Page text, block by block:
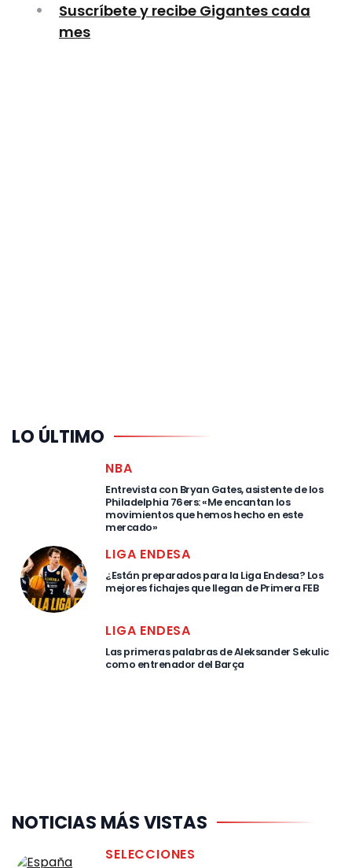
Suscríbete y recibe Gigantes cada
mes
LO ÚLTIMO
NBA
Entrevista con Bryan Gates, asistente de los
Philadelphia 76ers: «Me encantan los
movimientos que hemos hecho en este
mercado»
LIGA ENDESA
¿Están preparados para la Liga Endesa? Los
mejores fichajes que llegan de Primera FEB
LIGA ENDESA
Las primeras palabras de Aleksander Sekulic
como entrenador del Barça
NOTICIAS MÁS VISTAS
SELECCIONES